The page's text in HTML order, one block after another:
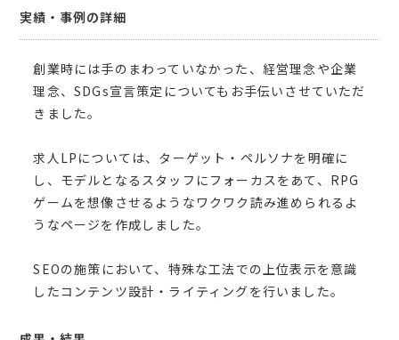
実績・事例の詳細
創業時には手のまわっていなかった、経営理念や企業
理念、SDGs宣言策定についてもお手伝いさせていただ
きました。
求人LPについては、ターゲット・ペルソナを明確に
し、モデルとなるスタッフにフォーカスをあて、RPG
ゲームを想像させるようなワクワク読み進められるよ
うなページを作成しました。
SEOの施策において、特殊な工法での上位表示を意識
したコンテンツ設計・ライティングを行いました。